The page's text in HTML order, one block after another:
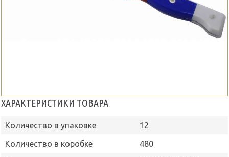
ХАРАКТЕРИСТИКИ ТОВАРА
Количество в упаковке
12
Количество в коробке
480